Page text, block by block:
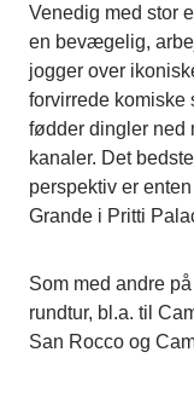
Venedig med stor
en bevægelig,
jogger over
forvirrede komiske
fødder dingler ned
kanaler. Det
perspektiv er
Grande i Pritti
Som med andre
rundtur, bl.a. til
San Rocco og